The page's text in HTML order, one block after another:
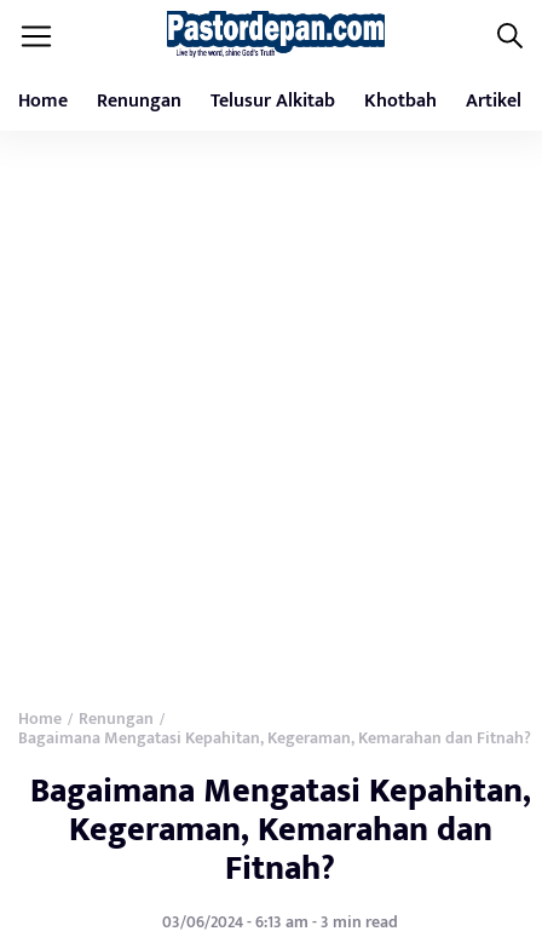
Home Renungan Telusur Alkitab Khotbah Artikel
Home / Renungan /
Bagaimana Mengatasi Kepahitan, Kegeraman, Kemarahan dan Fitnah?
Bagaimana Mengatasi Kepahitan,
Kegeraman, Kemarahan dan
Fitnah?
03/06/2024 - 6:13 am - 3 min read